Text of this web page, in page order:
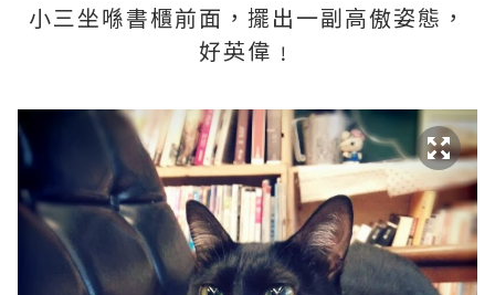
小三坐喺書櫃前面，擺出一副高傲姿態，
好英偉﹗